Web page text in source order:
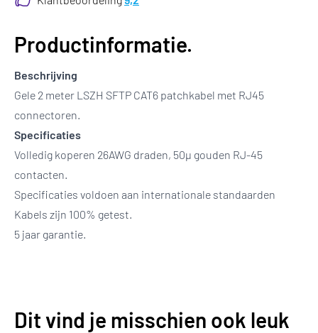
Productinformatie.
Beschrijving
Gele 2 meter LSZH SFTP CAT6 patchkabel met RJ45
connectoren.
Specificaties
Volledig koperen 26AWG draden, 50µ gouden RJ-45
contacten.
Specificaties voldoen aan internationale standaarden
Kabels zijn 100% getest.
5 jaar garantie.
Dit vind je misschien ook leuk